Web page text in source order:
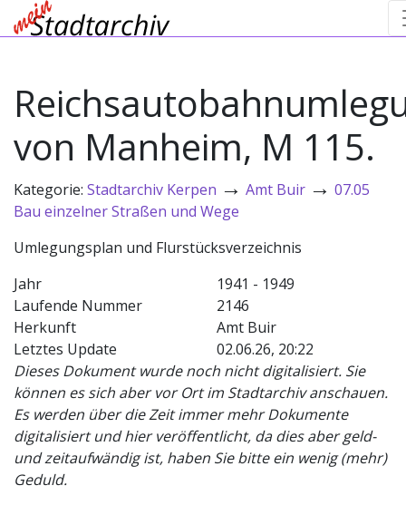
von Manheim, M 115.
Kategorie: Stadtarchiv Kerpen → Amt Buir → 07.05
Bau einzelner Straßen und Wege
Umlegungsplan und Flurstücksverzeichnis
Jahr
1941 - 1949
Laufende Nummer
2146
Herkunft
Amt Buir
Letztes Update
02.06.26, 20:22
Dieses Dokument wurde noch nicht digitalisiert. Sie
können es sich aber vor Ort im Stadtarchiv anschauen.
Es werden über die Zeit immer mehr Dokumente
digitalisiert und hier veröffentlicht, da dies aber geld-
und zeitaufwändig ist, haben Sie bitte ein wenig (mehr)
Geduld.